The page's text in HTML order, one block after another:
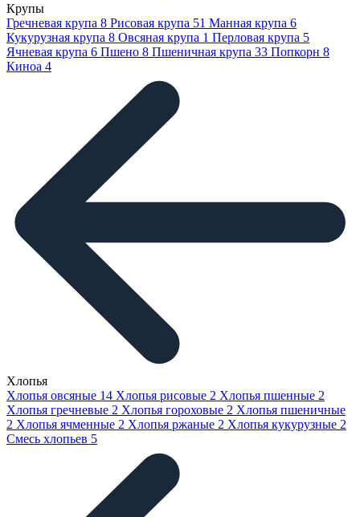
Крупы
Гречневая крупа 8 Рисовая крупа 51 Манная крупа 6
Кукурузная крупа 8 Овсяная крупа 1 Перловая крупа 5
Ячневая крупа 6 Пшено 8 Пшеничная крупа 33 Попкорн 8
Киноа 4
Хлопья
Хлопья овсяные 14 Хлопья рисовые 2 Хлопья пшенные 2
Хлопья гречневые 2 Хлопья гороховые 2 Хлопья пшеничные
2 Хлопья ячменные 2 Хлопья ржаные 2 Хлопья кукурузные 2
Смесь хлопьев 5